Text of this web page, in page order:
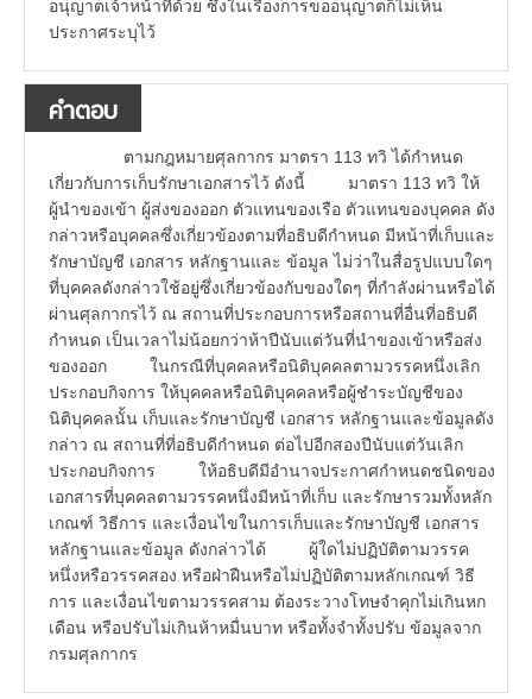
อนุญาตเจ้าหน้าที่ด้วย ซึ่งในเรื่องการขออนุญาตก็ไม่เห็น
ประกาศระบุไว้
คำตอบ
ตามกฎหมายศุลกากร มาตรา 113 ทวิ ได้กำหนด
เกี่ยวกับการเก็บรักษาเอกสารไว้ ดังนี้ มาตรา 113 ทวิ ให้
ผู้นำของเข้า ผู้ส่งของออก ตัวแทนของเรือ ตัวแทนของบุคคล ดัง
กล่าวหรือบุคคลซึ่งเกี่ยวข้องตามที่อธิบดีกำหนด มีหน้าที่เก็บและ
รักษาบัญชี เอกสาร หลักฐานและ ข้อมูล ไม่ว่าในสื่อรูปแบบใดๆ
ที่บุคคลดังกล่าวใช้อยู่ซึ่งเกี่ยวข้องกับของใดๆ ที่กำลังผ่านหรือได้
ผ่านศุลกากรไว้ ณ สถานที่ประกอบการหรือสถานที่อื่นที่อธิบดี
กำหนด เป็นเวลาไม่น้อยกว่าห้าปีนับแต่วันที่นำของเข้าหรือส่ง
ของออก ในกรณีที่บุคคลหรือนิติบุคคลตามวรรคหนึ่งเลิก
ประกอบกิจการ ให้บุคคลหรือนิติบุคคลหรือผู้ชำระบัญชีของ
นิติบุคคลนั้น เก็บและรักษาบัญชี เอกสาร หลักฐานและข้อมูลดัง
กล่าว ณ สถานที่ที่อธิบดีกำหนด ต่อไปอีกสองปีนับแต่วันเลิก
ประกอบกิจการ ให้อธิบดีมีอำนาจประกาศกำหนดชนิดของ
เอกสารที่บุคคลตามวรรคหนึ่งมีหน้าที่เก็บ และรักษารวมทั้งหลัก
เกณฑ์ วิธีการ และเงื่อนไขในการเก็บและรักษาบัญชี เอกสาร
หลักฐานและข้อมูล ดังกล่าวได้ ผู้ใดไม่ปฏิบัติตามวรรค
หนึ่งหรือวรรคสอง หรือฝ่าฝืนหรือไม่ปฏิบัติตามหลักเกณฑ์ วิธี
การ และเงื่อนไขตามวรรคสาม ต้องระวางโทษจำคุกไม่เกินหก
เดือน หรือปรับไม่เกินห้าหมื่นบาท หรือทั้งจำทั้งปรับ ข้อมูลจาก
กรมศุลกากร